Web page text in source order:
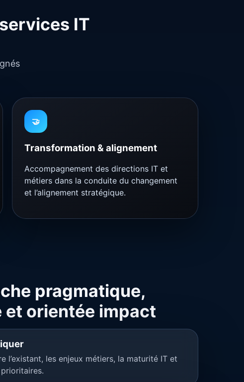
IT
🤝
Transformation & alignement
Accompagnement des directions IT et
métiers dans la conduite du changement
et l’alignement stratégique.
pragmatique,
et orientée impact
l’existant, les enjeux métiers, la maturité IT et